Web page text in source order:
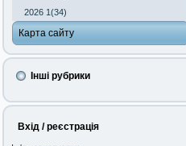
2026 1(34)
Карта сайту
Інші рубрики
Вхід / реєстрація